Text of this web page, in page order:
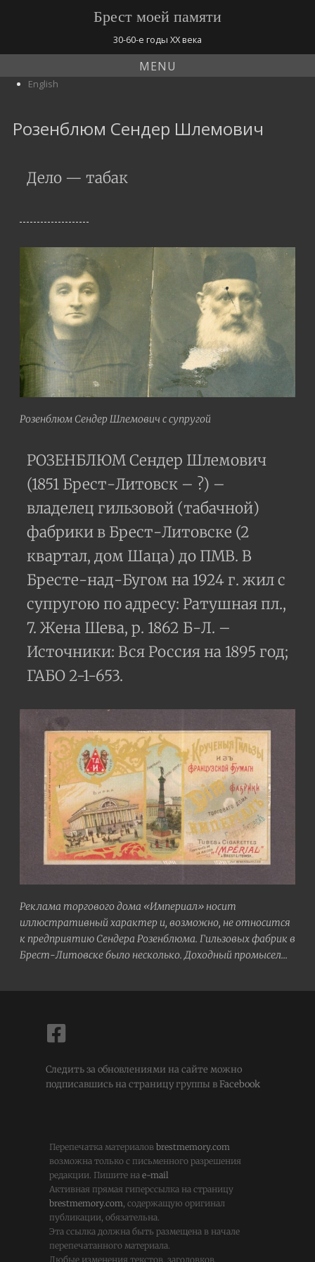
Брест моей памяти
30-60-е годы ХХ века
MENU
English
Розенблюм Сендер Шлемович
Дело — табак
Розенблюм Сендер Шлемович с супругой
РОЗЕНБЛЮМ Сендер Шлемович
(1851 Брест-Литовск – ?) –
владелец гильзовой (табачной)
фабрики в Брест-Литовске (2
квартал, дом Шаца) до ПМВ. В
Бресте-над-Бугом на 1924 г. жил с
супругою по адресу: Ратушная пл.,
7. Жена Шева, р. 1862 Б-Л. –
Источники: Вся Россия на 1895 год;
ГАБО 2-1-653.
Реклама торгового дома «Империал» носит
иллюстративный характер и, возможно, не относится
к предприятию Сендера Розенблюма. Гильзовых фабрик в
Брест-Литовске было несколько. Доходный промысел…
Следить за обновлениями на сайте можно
подписавшись на страницу группы вFacebook
Перепечатка материалов brestmemory.com
возможна только с письменного разрешения
редакции. Пишите на e-mail
Активная прямая гиперссылка на страницу
brestmemory.com, содержащую оригинал
публикации, обязательна.
Эта ссылка должна быть размещена в начале
перепечатанного материала.
Любые изменения текстов, заголовков,